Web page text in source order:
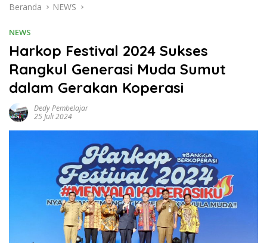
Beranda NEWS
NEWS
Harkop Festival 2024 Sukses
Rangkul Generasi Muda Sumut
dalam Gerakan Koperasi
Dedy Pembelajar
25 Juli 2024